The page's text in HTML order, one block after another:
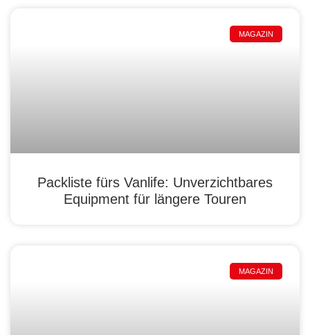
MAGAZIN
Packliste fürs Vanlife: Unverzichtbares
Equipment für längere Touren
MAGAZIN